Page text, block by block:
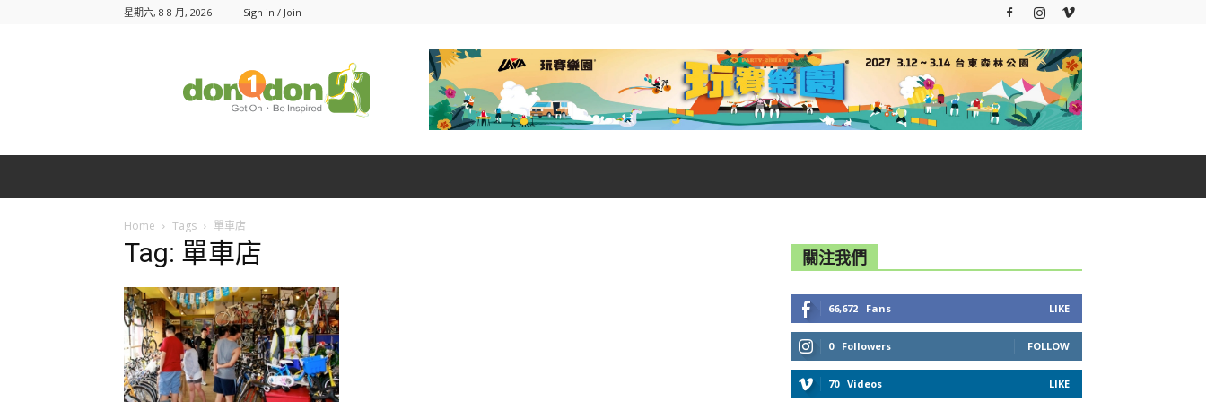
星期六, 8 8 月, 2026 Sign in / Join
Home Tags 單車店
Tag: 單車店 關注我們
66,672 Fans LIKE
0 Followers FOLLOW
70 Videos LIKE